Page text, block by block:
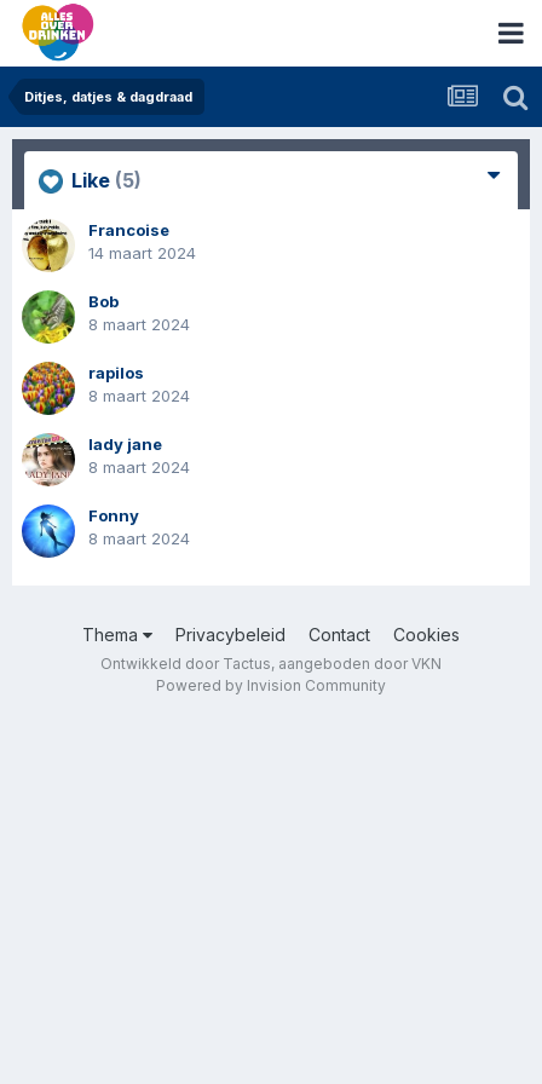
Ditjes, datjes & dagdraad
Like (5)
Francoise
14 maart 2024
Bob
8 maart 2024
rapilos
8 maart 2024
lady jane
8 maart 2024
Fonny
8 maart 2024
Thema Privacybeleid Contact Cookies
Ontwikkeld door Tactus, aangeboden door VKN
Powered by Invision Community